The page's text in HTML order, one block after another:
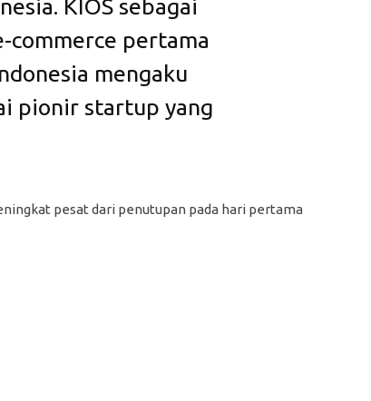
KIOS sebagai
pertama
mengaku
pionir startup yang
pesat dari penutupan pada hari pertama